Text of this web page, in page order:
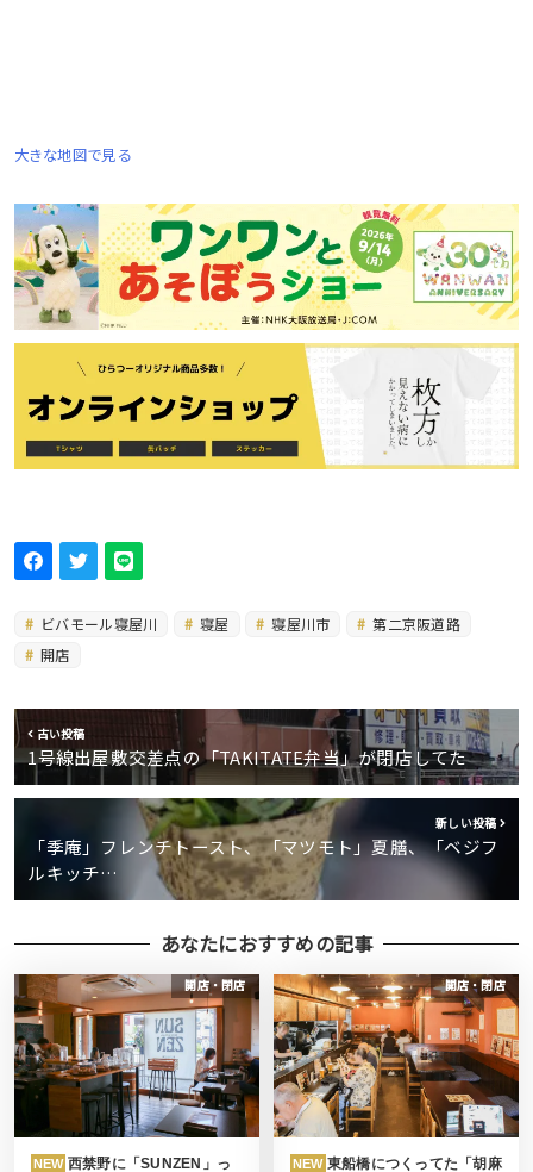
大きな地図で見る
ビバモール寝屋川 寝屋 寝屋川市
第二京阪道路
開店
古い投稿
1号線出屋敷交差点の「TAKITATE弁当」が閉店してた
新しい投稿
「季庵」フレンチトースト、「マツモト」夏膳、「ベジフ
ルキッチ…
あなたにおすすめの記事
開店・閉店
NEW 西禁野に「SUNZEN」っ
開店・閉店
NEW 東船橋につくってた「胡麻